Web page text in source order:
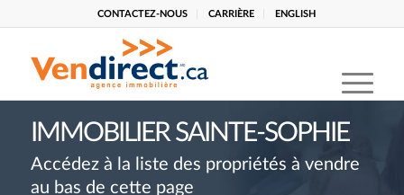
CONTACTEZ-NOUS CARRIÈRE ENGLISH
IMMOBILIER SAINTE-SOPHIE
Accédez à la liste des propriétés à vendre
au bas de cette page